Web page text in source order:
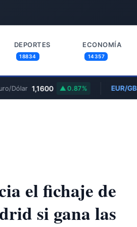
DEPORTES
18834
ECONOMÍA
14357
Dólar 1,1600 0.87% EUR/GBP
el fichaje de
si gana las